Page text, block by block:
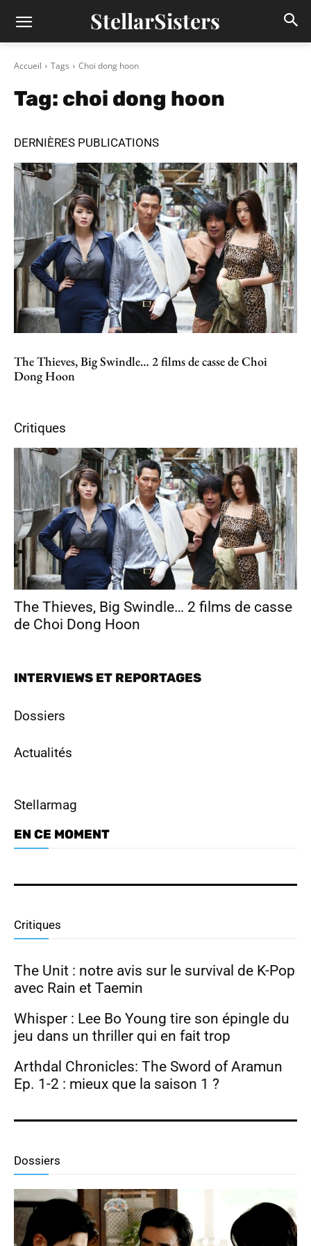
StellarSisters
Accueil Tags Choi dong hoon
Tag: choi dong hoon
DERNIÈRES PUBLICATIONS
The Thieves, Big Swindle… 2 films de casse de Choi
Dong Hoon
Critiques
The Thieves, Big Swindle… 2 films de casse
de Choi Dong Hoon
INTERVIEWS ET REPORTAGES
Dossiers
Actualités
Stellarmag
EN CE MOMENT
Critiques
The Unit : notre avis sur le survival de K-Pop
avec Rain et Taemin
Whisper : Lee Bo Young tire son épingle du
jeu dans un thriller qui en fait trop
Arthdal Chronicles: The Sword of Aramun
Ep. 1-2 : mieux que la saison 1 ?
Dossiers